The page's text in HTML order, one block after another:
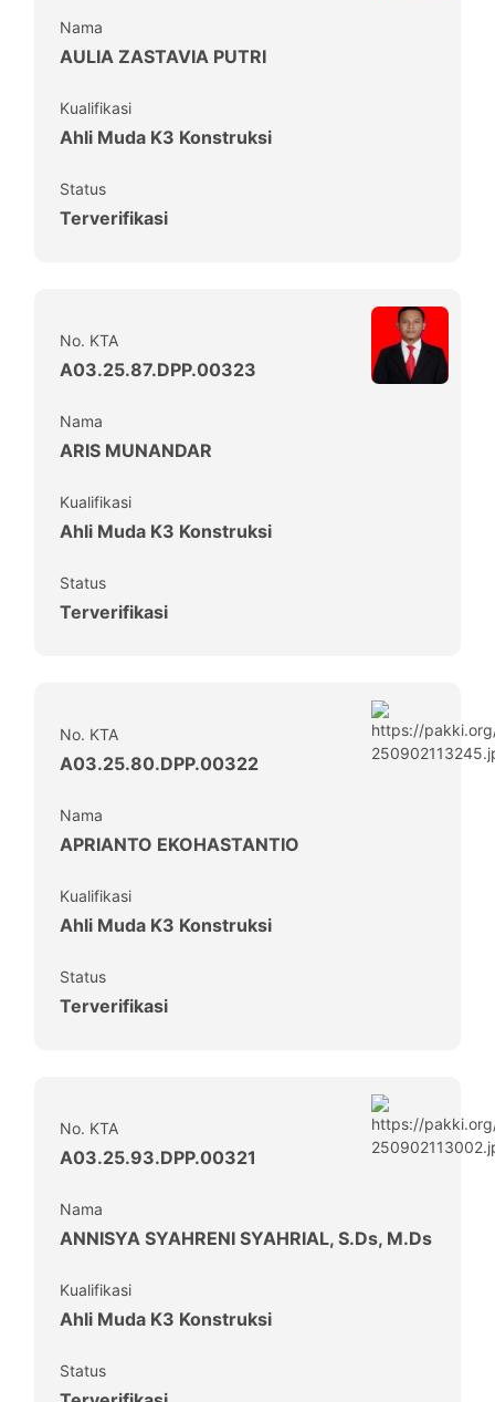
Nama
AULIA ZASTAVIA PUTRI
Kualifikasi
Ahli Muda K3 Konstruksi
Status
Terverifikasi
No. KTA
A03.25.87.DPP.00323
Nama
ARIS MUNANDAR
Kualifikasi
Ahli Muda K3 Konstruksi
Status
Terverifikasi
No. KTA
A03.25.80.DPP.00322
Nama
APRIANTO EKOHASTANTIO
Kualifikasi
Ahli Muda K3 Konstruksi
Status
Terverifikasi
No. KTA
A03.25.93.DPP.00321
Nama
ANNISYA SYAHRENI SYAHRIAL, S.Ds, M.Ds
Kualifikasi
Ahli Muda K3 Konstruksi
Status